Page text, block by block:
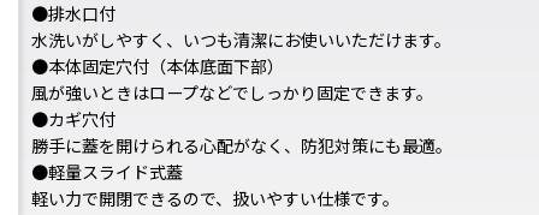
●排水口付
水洗いがしやすく、いつも清潔にお使いいただけます。
●本体固定穴付（本体底面下部）
風が強いときはロープなどでしっかり固定できます。
●カギ穴付
勝手に蓋を開けられる心配がなく、防犯対策にも最適。
●軽量スライド式蓋
軽い力で開閉できるので、扱いやすい仕様です。